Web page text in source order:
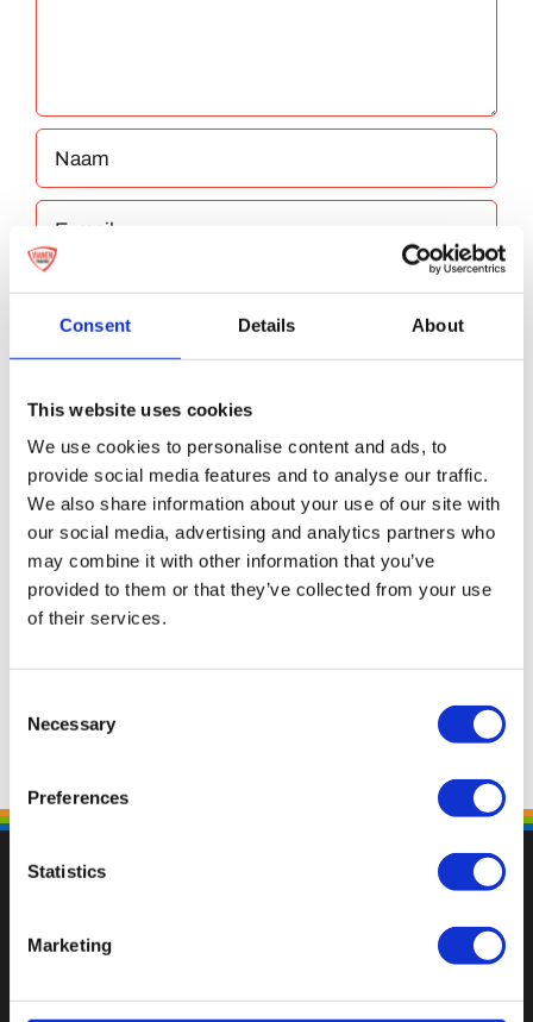
Consent Details About
This website uses cookies
We use cookies to personalise content and ads, to
provide social media features and to analyse our traffic.
We also share information about your use of our site with
our social media, advertising and analytics partners who
may combine it with other information that you’ve
provided to them or that they’ve collected from your use
of their services.
Selection
Necessary
Preferences
Statistics
Marketing
in deze browser voor de volgende keer dat ik
reageer.
Val op met een unieke